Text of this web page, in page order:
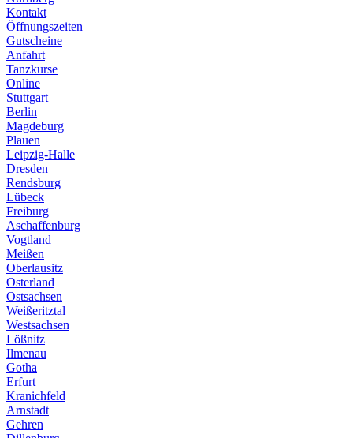
Kontakt
Öffnungszeiten
Gutscheine
Anfahrt
Tanzkurse
Online
Stuttgart
Berlin
Magdeburg
Plauen
Leipzig-Halle
Dresden
Rendsburg
Lübeck
Freiburg
Aschaffenburg
Vogtland
Meißen
Oberlausitz
Osterland
Ostsachsen
Weißeritztal
Westsachsen
Lößnitz
Ilmenau
Gotha
Erfurt
Kranichfeld
Arnstadt
Gehren